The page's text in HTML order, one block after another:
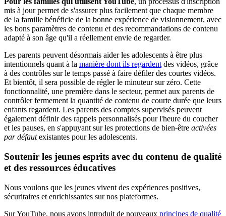
mis à jour permet de s'assurer plus facilement que chaque membre
de la famille bénéficie de la bonne expérience de visionnement, avec
les bons paramètres de contenu et des recommandations de contenu
adapté à son âge qu'il a réellement envie de regarder.
Les parents peuvent désormais aider les adolescents à être plus
intentionnels quant à la manière dont ils regardent des vidéos, grâce
à des contrôles sur le temps passé à faire défiler des courtes vidéos.
Et bientôt, il sera possible de régler le minuteur sur zéro. Cette
fonctionnalité, une première dans le secteur, permet aux parents de
contrôler fermement la quantité de contenu de courte durée que leurs
enfants regardent. Les parents des comptes supervisés peuvent
également définir des rappels personnalisés pour l'heure du coucher
et les pauses, en s'appuyant sur les protections de bien-être activées
par défautexistantes pour les adolescents.
Soutenir les jeunes esprits avec du contenu de qualité
et des ressources éducatives
Nous voulons que les jeunes vivent des expériences positives,
sécuritaires et enrichissantes sur nos plateformes.
Sur YouTube, nous avons introduit de nouveaux principes de qualité